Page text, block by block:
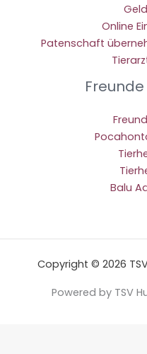
Online
Patenschaft
Balu
Copyright © 2026
Powered by TSV